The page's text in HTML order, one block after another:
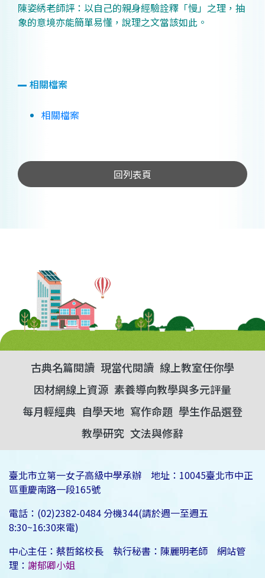
陳姿綉老師評：以自己的親身經驗詮釋「慢」之理，抽
象的意境亦能簡單易懂，說理之文當該如此。
相關檔案
相關檔案
回列表頁
古典名篇閱讀 現當代閱讀 線上教室任你學
因材網線上資源 素養導向教學與多元評量
每月輕經典 自學天地 寫作命題 學生作品選登
教學研究 文法與修辭
臺北市立第一女子高級中學承辦 地址：10045臺北市中正
區重慶南路一段165號
電話：(02)2382-0484 分機344(請於週一至週五
8:30~16:30來電)
中心主任：蔡哲銘校長 執行秘書：陳麗明老師 網站管
理： 謝郁卿小姐